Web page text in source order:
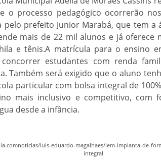
o processo pedagógico ocorrerão
pelo prefeito Junior Marabá, que tem
mais de 22 mil alunos e já oferece
e tênis.A matrícula para o ensino
concorrer estudantes com renda
Também será exigido que o aluno
particular com bolsa integral de
mais inclusivo e competitivo, com
desde a infância.
luis-eduardo-magalhaes/lem-implanta-de-
integral